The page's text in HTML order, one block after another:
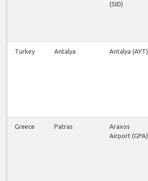
(SID)
Turkey Antalya Antalya (AYT)
Greece Patras
Araxos
Airport (GPA)